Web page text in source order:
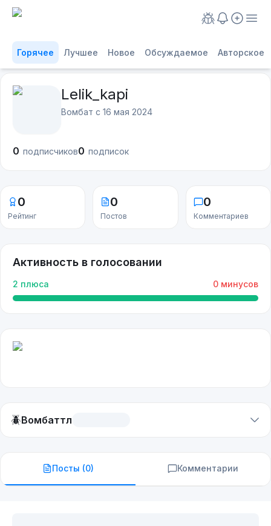
Горячее Лучшее Новое Обсуждаемое Авторское
Lelik_kapi
Вомбат с 16 мая 2024
0 подписчиков0 подписок
0
Рейтинг
0
Постов
0
Комментариев
Активность в голосовании
2 плюса 0 минусов
🪲Вомбаттл
Посты (0) Комментарии